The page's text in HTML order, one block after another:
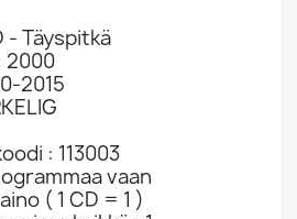
- Täyspitkä
2000
2015
: 113003
vaan
( 1 CD = 1 )